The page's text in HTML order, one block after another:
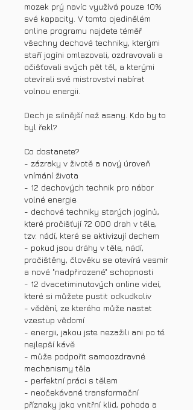
mozek prý navíc využívá pouze 10%
své kapacity. V tomto ojedinělém
online programu najdete téměř
všechny dechové techniky, kterými
staří jogíni omlazovali, ozdravovali a
očišťovali svých pět těl, a kterými
otevírali své mistrovství nabírat
volnou energii.
Dech je silnější než asany. Kdo by to
byl řekl?
Co dostanete?
- zázraky v životě a nový úroveň
vnímání života
- 12 dechových technik pro nábor
volné energie
- dechové techniky starých jogínů,
které pročišťují 72 000 drah v těle,
tzv. nádí, které se aktivizují dechem
- pokud jsou dráhy v těle, nádí,
pročištěny, člověku se otevírá vesmír
a nové "nadpřirozené" schopnosti
- 12 dvacetiminutových online videí,
které si můžete pustit odkudkoliv
- vědění, ze kterého může nastat
vzestup vědomí
- energii, jakou jste nezažili ani po té
nejlepší kávě
- může podpořit samoozdravné
mechanismy těla
- perfektní práci s tělem
- neočekávané transformační
příznaky jako vnitřní klid, pohoda a